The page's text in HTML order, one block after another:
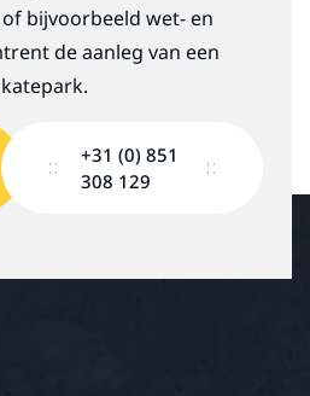
bijvoorbeeld wet- en
de aanleg van een
+31 (0) 851
308 129